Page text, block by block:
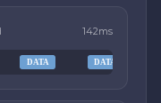
142ms
DATA DATA